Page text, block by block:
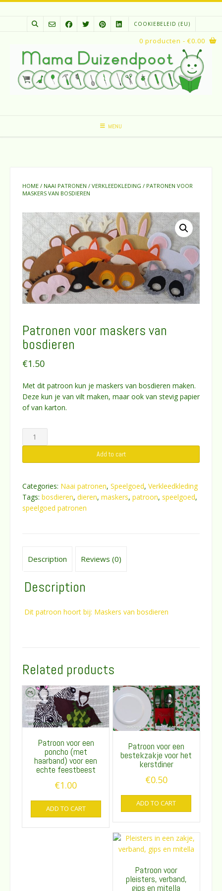
Spring
COOKIEBELEID (EU)
MENU
0 producten - €0.00
HOME / NAAI PATRONEN / VERKLEEDKLEDING / PATRONEN VOOR
MASKERS VAN BOSDIEREN
Patronen voor maskers van
bosdieren
€1.50
Met dit patroon kun je maskers van bosdieren maken.
Deze kun je van vilt maken, maar ook van stevig papier
of van karton.
Patronen
voor
van
quantity
Add to cart
Categories: Naai patronen, Speelgoed, Verkleedkleding
Tags: bosdieren, dieren, maskers, patroon, speelgoed,
speelgoed patronen
Description Reviews (0)
Description
Dit patroon hoort bij: Maskers van bosdieren
Related products
Patroon voor een
poncho (met
haarband) voor een
echte feestbeest
€1.00
ADD TO CART
Patroon voor een
bestekzakje voor het
kerstdiner
€0.50
ADD TO CART
Patroon voor
pleisters, verband,
gips en mitella